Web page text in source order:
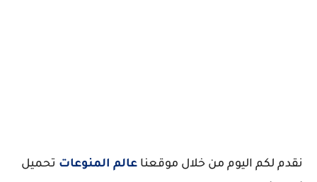
نقدم لكم اليوم من خلال موقعنا عالم المنوعات تحميل